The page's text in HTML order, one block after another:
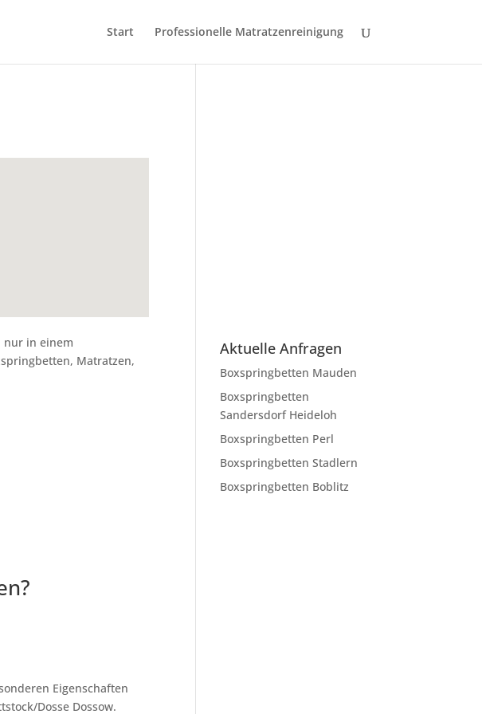
Start Professionelle Matratzenreinigung
nur in einem
Matratzen,
Eigenschaften
Dosse Dossow.
Aktuelle Anfragen
Boxspringbetten Mauden
Boxspringbetten
Sandersdorf Heideloh
Boxspringbetten Perl
Boxspringbetten Stadlern
Boxspringbetten Boblitz